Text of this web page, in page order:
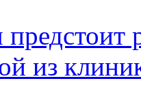
из